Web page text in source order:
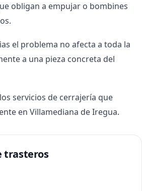
obligan a empujar o bombines
el problema no afecta a toda la
a una pieza concreta del
servicios de cerrajería que
en Villamediana de Iregua.
trasteros